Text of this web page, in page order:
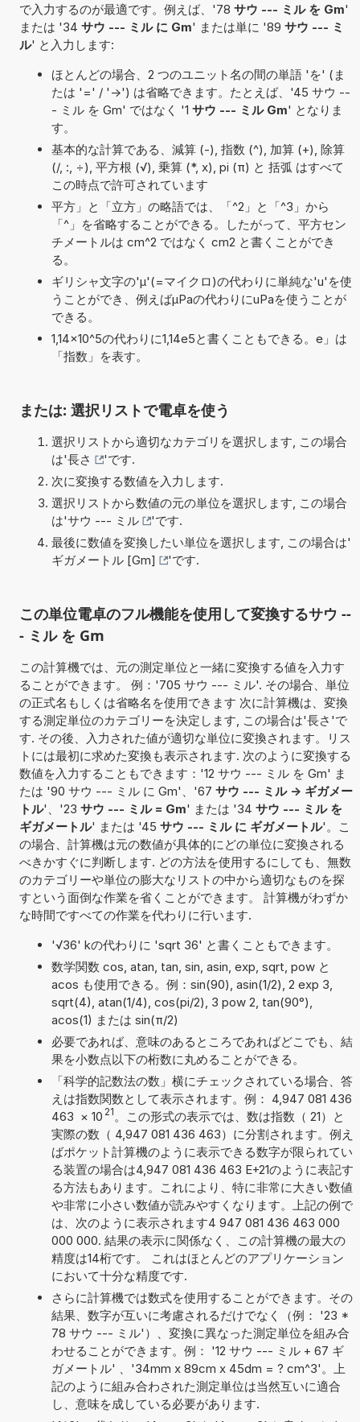
で入力するのが最適です。例えば、'78 サウ --- ミル を Gm'
または '34 サウ --- ミル に Gm' または単に '89 サウ --- ミ
ル' と入力します:
ほとんどの場合、2 つのユニット名の間の単語 'を' (ま
たは '=' / '->') は省略できます。たとえば、'45 サウ --
- ミル を Gm' ではなく '1 サウ --- ミル Gm' となりま
す。
基本的な計算である、減算 (-), 指数 (^), 加算 (+), 除算
(/, :, ÷), 平方根 (√), 乗算 (*, x), pi (π) と 括弧 はすべて
この時点で許可されています
平方」と「立方」の略語では、「^2」と「^3」から
「^」を省略することができる。したがって、平方セン
チメートルは cm^2 ではなく cm2 と書くことができ
る。
ギリシャ文字の'μ'(=マイクロ)の代わりに単純な'u'を使
うことができ、例えばµPaの代わりにuPaを使うことが
できる。
1,14×10^5の代わりに1,14e5と書くこともできる。e」は
「指数」を表す。
または: 選択リストで電卓を使う
選択リストから適切なカテゴリを選択します, この場合
は'長さ
'です.
次に変換する数値を入力します.
選択リストから数値の元の単位を選択します, この場合
は'サウ --- ミル
'です.
最後に数値を変換したい単位を選択します, この場合は'
ギガメートル [Gm]
'です.
この単位電卓のフル機能を使用して変換するサウ --
- ミル を Gm
この計算機では、元の測定単位と一緒に変換する値を入力す
ることができます。 例：'705 サウ --- ミル'. その場合、単位
の正式名もしくは省略名を使用できます 次に計算機は、変換
する測定単位のカテゴリーを決定します, この場合は'長さ'で
す. その後、入力された値が適切な単位に変換されます。リス
トには最初に求めた変換も表示されます. 次のように変換する
数値を入力することもできます：'12 サウ --- ミル を Gm' ま
たは '90 サウ --- ミル に Gm'、'67 サウ --- ミル -> ギガメー
トル'、'23 サウ --- ミル = Gm' または '34 サウ --- ミル を
ギガメートル' または '45 サウ --- ミル に ギガメートル'。こ
の場合、計算機は元の数値が具体的にどの単位に変換される
べきかすぐに判断します. どの方法を使用するにしても、無数
のカテゴリーや単位の膨大なリストの中から適切なものを探
すという面倒な作業を省くことができます。 計算機がわずか
な時間ですべての作業を代わりに行います.
'√36' kの代わりに 'sqrt 36' と書くこともできます。
数学関数 cos, atan, tan, sin, asin, exp, sqrt, pow と
acos も使用できる。例：sin(90), asin(1/2), 2 exp 3,
sqrt(4), atan(1/4), cos(pi/2), 3 pow 2, tan(90°),
acos(1) または sin(π/2)
必要であれば、意味のあるところであればどこでも、結
果を小数点以下の桁数に丸めることができる。
「科学的記数法の数」横にチェックされている場合、答
えは指数関数として表示されます。例： 4,947 081 436
463 × 10 21 。この形式の表示では、数は指数（ 21）と
実際の数（ 4,947 081 436 463）に分割されます。例え
ばポケット計算機のように表示できる数字が限られてい
る装置の場合は4,947 081 436 463 E+21のように表記す
る方法もあります。これにより、特に非常に大きい数値
や非常に小さい数値が読みやすくなります。上記の例で
は、次のように表示されます4 947 081 436 463 000
000 000. 結果の表示に関係なく、この計算機の最大の
精度は14桁です。 これはほとんどのアプリケーション
において十分な精度です.
さらに計算機では数式を使用することができます。その
結果、数字が互いに考慮されるだけでなく（例： '23 *
78 サウ --- ミル'）、変換に異なった測定単位を組み合
わせることができます。例： '12 サウ --- ミル + 67 ギ
ガメートル' 、'34mm x 89cm x 45dm = ? cm^3'。上
記のように組み合わされた測定単位は当然互いに適合
し、意味を成している必要があります.